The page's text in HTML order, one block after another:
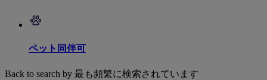
ペット同伴可
Back to search by 最も頻繁に検索されています